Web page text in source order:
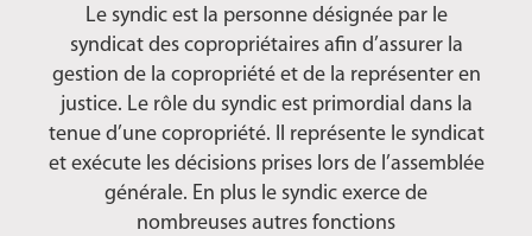
Le syndic est la personne désignée par le
syndicat des copropriétaires afin d’assurer la
gestion de la copropriété et de la représenter en
justice. Le rôle du syndic est primordial dans la
tenue d’une copropriété. Il représente le syndicat
et exécute les décisions prises lors de l’assemblée
générale. En plus le syndic exerce de
nombreuses autres fonctions